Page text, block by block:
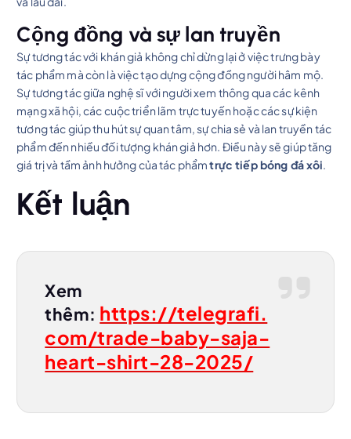
Cộng đồng và sự lan truyền
Sự tương tác với khán giả không chỉ dừng lại ở việc trưng bày
tác phẩm mà còn là việc tạo dựng cộng đồng người hâm mộ.
Sự tương tác giữa nghệ sĩ với người xem thông qua các kênh
mạng xã hội, các cuộc triển lãm trực tuyến hoặc các sự kiện
tương tác giúp thu hút sự quan tâm, sự chia sẻ và lan truyền tác
phẩm đến nhiều đối tượng khán giả hơn. Điều này sẽ giúp tăng
giá trị và tầm ảnh hưởng của tác phẩmtrực tiếp bóng đá xôi.
Kết luận
Xem
thêm: https://telegrafi.
com/trade-baby-saja-
heart-shirt-28-2025/